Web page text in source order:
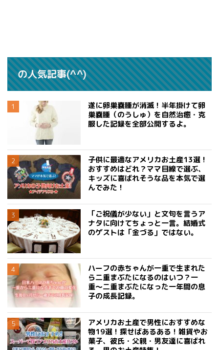
の人気記事(^^)
遂に卵巣嚢腫が消滅！半年掛けて卵
巣嚢腫（のうしゅ）を自然治癒・克
服した記録を全部公開するよ。
子供に最適なアメリカお土産13選！
おすすめはどれ？ママ目線で選ぶ、
キッズに喜ばれそうな品を本気で選
んでみた！
「ご祝儀が少ない」と文句を言うア
ナタに向けてちょっと一言。結婚式
のゲストは「金づる」ではない。
ハーフの赤ちゃんが一重で生まれた
ら二重まぶたになるのはいつ？一
重〜二重まぶたになった一年間の息
子の成長記録。
アメリカお土産で男性におすすめな
物19選！探せばあるある！雑貨やお
菓子、彼氏・父親・男友達に喜ばれ